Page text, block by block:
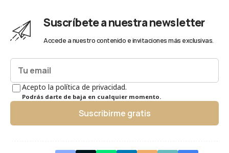
Suscríbete a nuestra newsletter
Accede a nuestro contenido e invitaciones más exclusivas.
Acepto la política de privacidad.
Podrás darte de baja en cualquier momento.
Suscribirme gratis